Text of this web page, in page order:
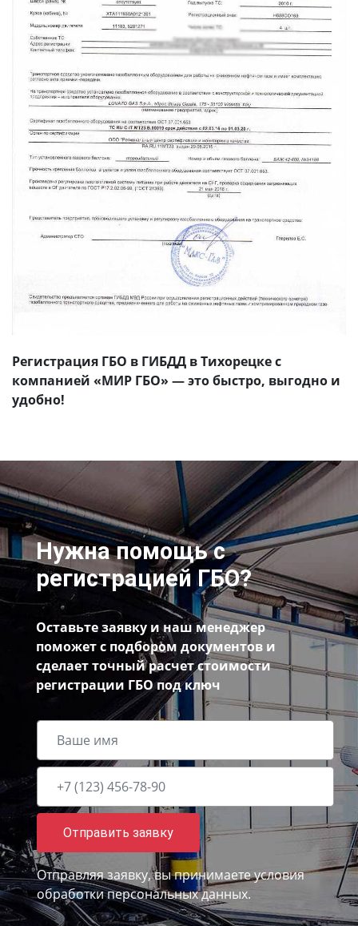
Регистрация ГБО в ГИБДД в Тихорецке с
компанией «МИР ГБО» — это быстро, выгодно и
удобно!
Нужна помощь с
регистрацией ГБО?
Оставьте заявку и наш менеджер
поможет с подбором документов и
сделает точный расчет стоимости
регистрации ГБО под ключ
Отправить заявку
Отправляя заявку, вы принимаетеусловия
обработки персональных данных.